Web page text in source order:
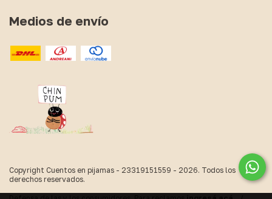
Medios de envío
Copyright Cuentos en pijamas - 23319151559 - 2026. Todos los
derechos reservados.